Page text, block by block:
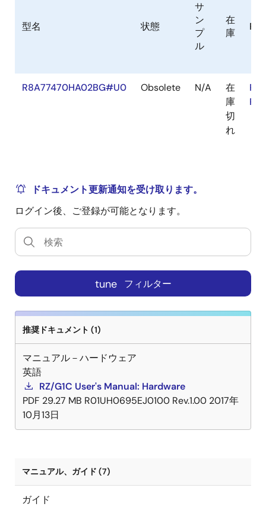
型名 状態
サ
ン
プ
ル
在
庫
R8A77470HA02BG#U0 Obsolete N/A
在
庫
切
れ
ドキュメント更新通知を受け取ります。
ログイン後、ご登録が可能となります。
tune フィルター
推奨ドキュメント (1)
マニュアル－ハードウェア
英語
RZ/G1C User's Manual: Hardware
PDF 29.27 MB R01UH0695EJ0100 Rev.1.00 2017年
10月13日
マニュアル、ガイド (7)
ガイド